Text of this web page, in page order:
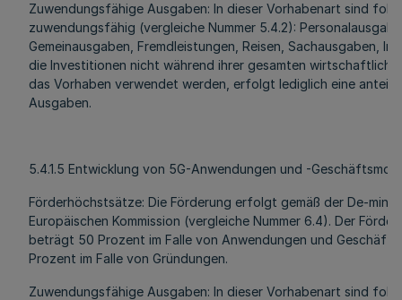
Zuwendungsfähige Ausgaben: In dieser Vorhabenart sind
zuwendungsfähig (vergleiche Nummer 5.4.2):
Gemeinausgaben, Fremdleistungen, Reisen, Sachausgaben,
die Investitionen nicht während ihrer gesamten
das Vorhaben verwendet werden, erfolgt lediglich eine
Ausgaben.
5.4.1.5 Entwicklung von 5G-Anwendungen und -
Förderhöchstsätze: Die Förderung erfolgt gemäß der De-
Europäischen Kommission (vergleiche Nummer 6.4). Der
beträgt 50 Prozent im Falle von Anwendungen und
Prozent im Falle von Gründungen.
Zuwendungsfähige Ausgaben: In dieser Vorhabenart sind